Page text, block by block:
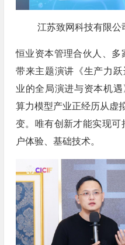
江苏致网科技有限公
恒业资本管理合伙人、多
带来主题演讲《生产力
业的全局演进与资本机遇
算力模型产业正经历从虚
变。唯有创新才能实现可
户体验、基础技术。